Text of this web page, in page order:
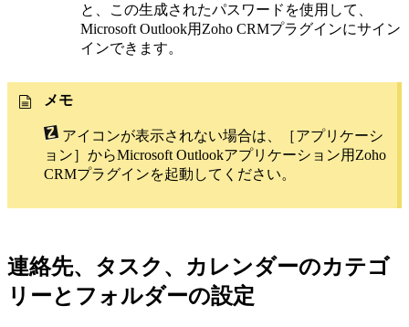
と、この生成されたパスワードを使用して、
Microsoft Outlook用Zoho CRMプラグインにサイン
インできます。
メモ
アイコンが表示されない場合は、［アプリケーシ
ョン］からMicrosoft Outlookアプリケーション用Zoho
CRMプラグインを起動してください。
連絡先、タスク、カレンダーのカテゴ
リーとフォルダーの設定